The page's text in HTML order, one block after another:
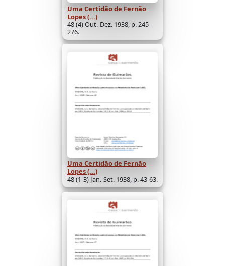
Uma Certidão de Fernão
Lopes (...)
48 (4) Out.-Dez. 1938, p. 245-
276.
Uma Certidão de Fernão
Lopes (...)
48 (1-3) Jan.-Set. 1938, p. 43-63.